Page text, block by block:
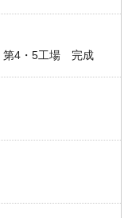
第4・5工場 完成